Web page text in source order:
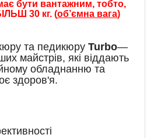
бути вантажним, тобто,
30 кг. (об’ємна вага)
та педикюру Turbo—
майстрів, які віддають
обладнанню та
здоров'я.